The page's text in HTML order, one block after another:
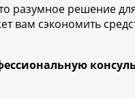
разумное решение
сэкономить